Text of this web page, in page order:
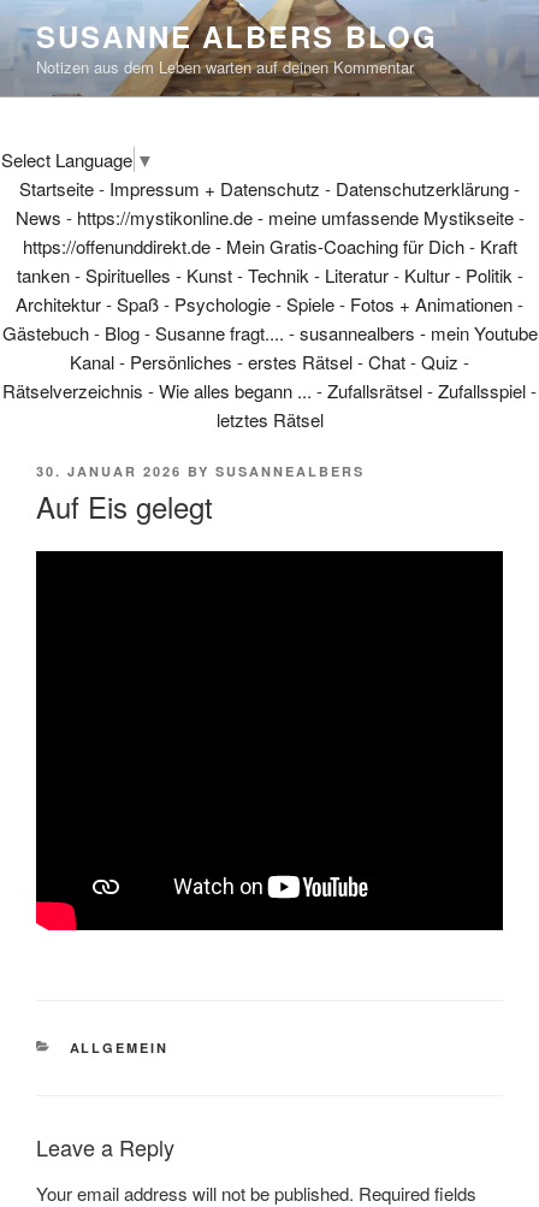
content
SUSANNE ALBERS BLOG
Notizen aus dem Leben warten auf deinen Kommentar
Select Language ▼
Startseite- Impressum + Datenschutz - Datenschutzerklärung-
News - https://mystikonline.de - meine umfassende Mystikseite-
https://offenunddirekt.de - Mein Gratis-Coaching für Dich- Kraft
tanken-Spirituelles - Kunst-Technik - Literatur- Kultur- Politik -
Architektur-Spaß- Psychologie-Spiele- Fotos + Animationen-
Gästebuch- Blog-Susanne fragt.... -susannealbers - mein Youtube
Kanal- Persönliches -erstes Rätsel-Chat-Quiz -
Rätselverzeichnis -Wie alles begann ... -Zufallsrätsel-Zufallsspiel-
letztes Rätsel
POSTED
30. JANUAR 2026 BY SUSANNEALBERS
Auf Eis gelegt
CATEGORIES
ALLGEMEIN
Leave a Reply
Your email address will not be published. Required fields